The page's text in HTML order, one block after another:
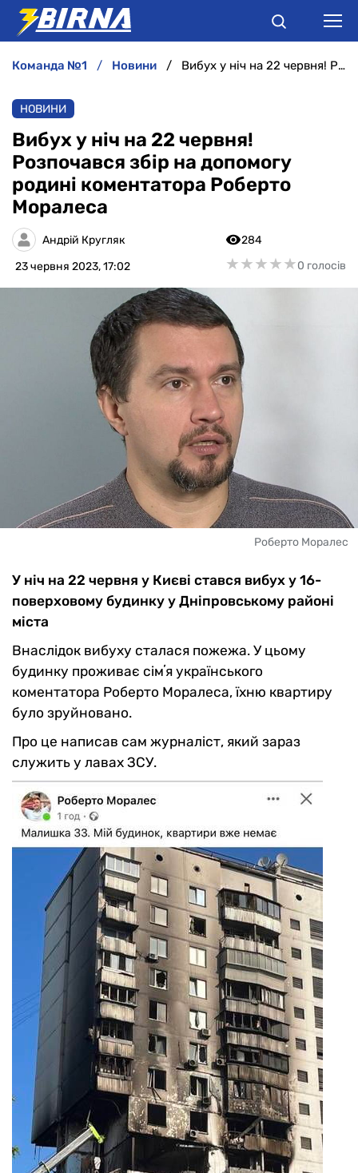
АНАЛІТИКА
ІНТЕРВ'Ю
РІЗНЕ
БУКМЕКЕРИ
команда №1 новини Вибух у ніч на 22 червня! Розпочався збір на допомогу родині коментатора Роберто Моралеса
НОВИНИ
Вибух у ніч на 22 червня!
Розпочався збір на допомогу
родині коментатора Роберто
Моралеса
Андрій Кругляк
23 червня 2023, 17:02
284
★★★★★
★★★★★0 голосів
Роберто Моралес
У ніч на 22 червня у Києві стався вибух у 16-
поверховому будинку у Дніпровському районі
міста
Внаслідок вибуху сталася пожежа. У цьому
будинку проживає сімʼя українського
коментатора Роберто Моралеса, їхню квартиру
було зруйновано.
Про це написав сам журналіст, який зараз
служить у лавах ЗСУ.